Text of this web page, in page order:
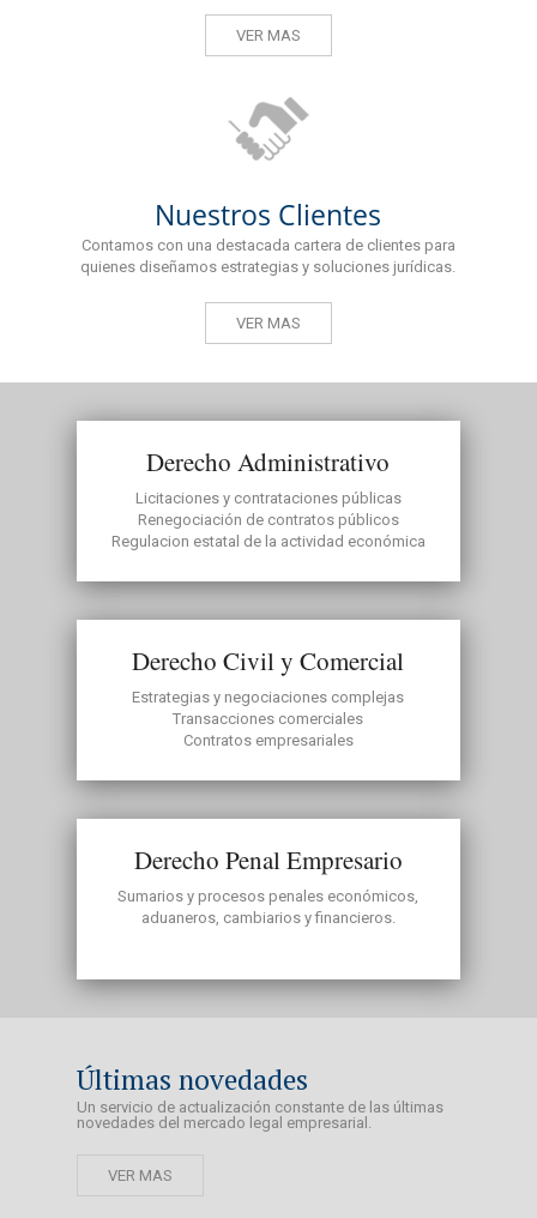
VER MAS
Nuestros Clientes
Contamos con una destacada cartera de clientes para
quienes diseñamos estrategias y soluciones jurídicas.
VER MAS
Derecho Administrativo
Licitaciones y contrataciones públicas
Renegociación de contratos públicos
Regulacion estatal de la actividad económica
Derecho Civil y Comercial
Estrategias y negociaciones complejas
Transacciones comerciales
Contratos empresariales
Derecho Penal Empresario
Sumarios y procesos penales económicos,
aduaneros, cambiarios y financieros.
Últimas novedades
Un servicio de actualización constante de las últimas
novedades del mercado legal empresarial.
VER MAS